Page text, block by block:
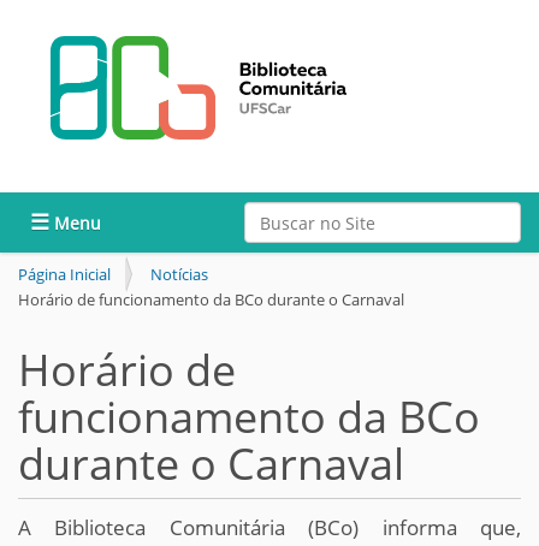
Busca
Busca Avançada…
Toggle navigation
Página Inicial
Notícias
Horário de funcionamento da BCo durante o Carnaval
Horário de
funcionamento da BCo
durante o Carnaval
A Biblioteca Comunitária (BCo) informa que,